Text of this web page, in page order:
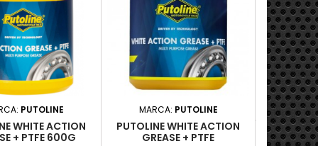
PUTOLINE
WHITE ACTION
+ PTFE 600G
MARCA: PUTOLINE
PUTOLINE WHITE ACTION
GREASE + PTFE

